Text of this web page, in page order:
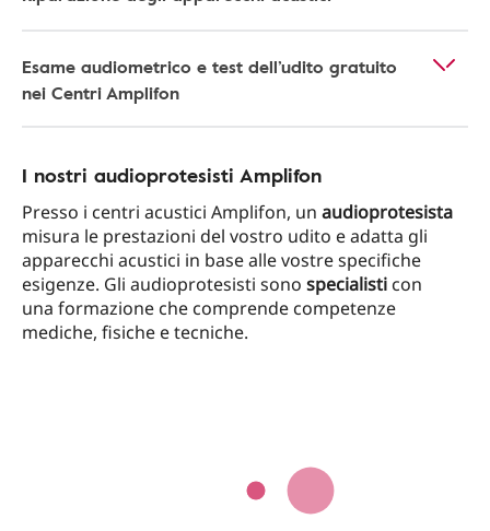
Esame audiometrico e test dell’udito gratuito
nei Centri Amplifon
I nostri audioprotesisti Amplifon
Presso i centri acustici Amplifon, un audioprotesista
misura le prestazioni del vostro udito e adatta gli
apparecchi acustici in base alle vostre specifiche
esigenze. Gli audioprotesisti sono specialisti con
una formazione che comprende competenze
mediche, fisiche e tecniche.